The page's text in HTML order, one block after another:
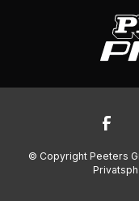
076 – 504 6666
© Copyright Peeters